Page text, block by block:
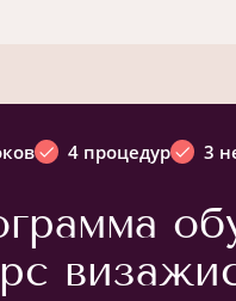
4 процедур 3